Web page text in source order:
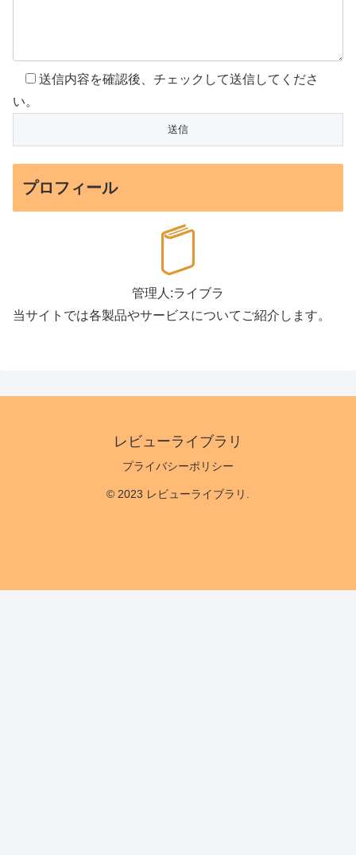
送信内容を確認後、チェックして送信してくださ
い。
プロフィール
管理人:ライブラ
当サイトでは各製品やサービスについてご紹介します。
レビューライブラリ
プライバシーポリシー
© 2023 レビューライブラリ.